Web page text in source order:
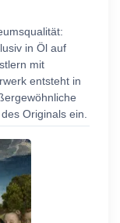
in Öl auf
mit
entsteht in
Originals ein.